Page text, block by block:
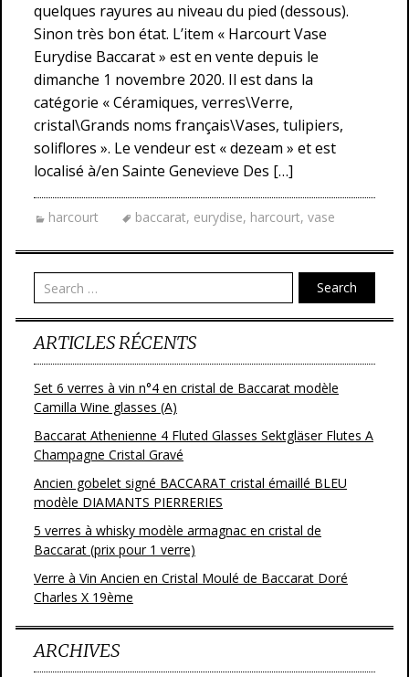
quelques rayures au niveau du pied (dessous).
Sinon très bon état. L’item « Harcourt Vase
Eurydise Baccarat » est en vente depuis le
dimanche 1 novembre 2020. Il est dans la
catégorie « Céramiques, verres\Verre,
cristal\Grands noms français\Vases, tulipiers,
soliflores ». Le vendeur est « dezeam » et est
localisé à/en Sainte Genevieve Des […]
harcourt baccarat, eurydise, harcourt, vase
Search
ARTICLES RÉCENTS
Set 6 verres à vin n°4 en cristal de Baccarat modèle
Camilla Wine glasses (A)
Baccarat Athenienne 4 Fluted Glasses Sektgläser Flutes A
Champagne Cristal Gravé
Ancien gobelet signé BACCARAT cristal émaillé BLEU
modèle DIAMANTS PIERRERIES
5 verres à whisky modèle armagnac en cristal de
Baccarat (prix pour 1 verre)
Verre à Vin Ancien en Cristal Moulé de Baccarat Doré
Charles X 19ème
ARCHIVES